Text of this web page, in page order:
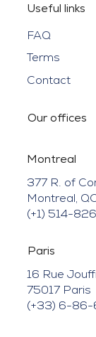
Useful links
FAQ
Terms
Contact
Our offices
Montreal
377 R. of
Montreal,
(+1) 514-
Paris
16 Rue
75017 Paris
(+33) 6-